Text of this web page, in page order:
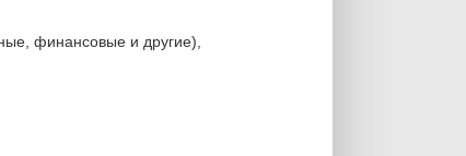
финансовые и другие),